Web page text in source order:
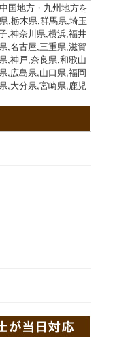
国地方・九州地方を
,栃木県,群馬県,埼玉
,神奈川県,横浜,福井
,名古屋,三重県,滋賀
,神戸,奈良県,和歌山
,広島県,山口県,福岡
,大分県,宮崎県,鹿児